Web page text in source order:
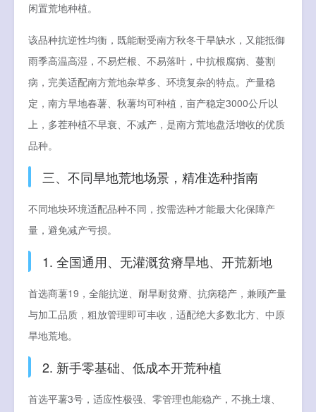
闲置荒地种植。
该品种抗逆性均衡，既能耐受南方秋冬干旱缺水，又能抵御
雨季高温高湿，不易烂根、不易落叶，中抗根腐病、蔓割
病，完美适配南方荒地杂草多、环境复杂的特点。产量稳
定，南方旱地春薯、秋薯均可种植，亩产稳定3000公斤以
上，多茬种植不早衰、不减产，是南方荒地盘活增收的优质
品种。
三、不同旱地荒地场景，精准选种指南
不同地块环境适配品种不同，按需选种才能最大化保障产
量，避免减产亏损。
1. 全国通用、无灌溉贫瘠旱地、开荒新地
首选商薯19，全能抗逆、耐旱耐贫瘠、抗病稳产，兼顾产量
与加工品质，粗放管理即可丰收，适配绝大多数北方、中原
旱地荒地。
2. 新手零基础、低成本开荒种植
首选平薯3号，适应性极强、零管理也能稳产，不挑土壤、